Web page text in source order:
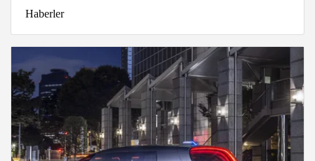
Haberler